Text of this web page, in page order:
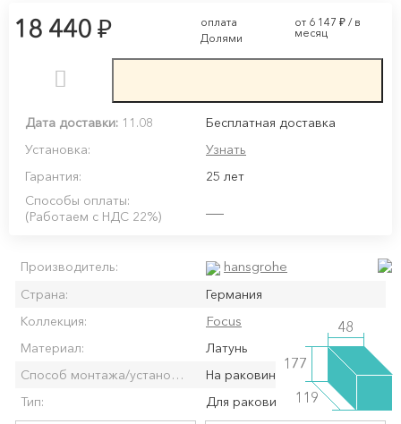
18 440 ₽
оплата
Долями
от 6 147 ₽/ в
месяц
Дата доставки: 11.08
Бесплатная доставка
Установка:
Узнать
Гарантия:
25 лет
Способы оплаты:
(Работаем с НДС 22%)
Производитель: hansgrohe
Страна:
Германия
Коллекция:
Focus
Материал:
Латунь
Способ монтажа/установки:
На раковину/мойку
Тип:
Для раковины
177
48
119